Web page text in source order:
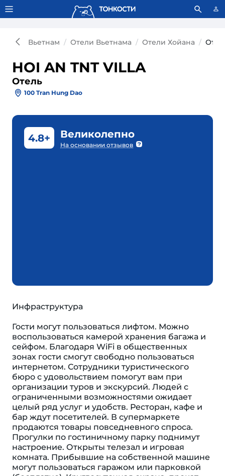
Тонкости используют сookie-файлы. Что это значит?
Вьетнам Отели Вьетнама Отели Хойана
HOI AN TNT VILLA
Отель
100 Tran Hung Dao
4.8+ Великолепно
На основании отзывов
Инфраструктура
Гости могут пользоваться лифтом. Можно
воспользоваться камерой хранения багажа и
сейфом. Благодаря WiFi в общественных
зонах гости смогут свободно пользоваться
интернетом. Сотрудники туристического
бюро с удовольствием помогут вам при
организации туров и экскурсий. Людей с
ограниченными возможностями ожидает
целый ряд услуг и удобств. Ресторан, кафе и
бар ждут посетителей. В супермаркете
продаются товары повседневного спроса.
Прогулки по гостиничному парку поднимут
настроение. Открыты телезал и игровая
комната. Прибывшие на собственной машине
могут пользоваться гаражом или парковкой